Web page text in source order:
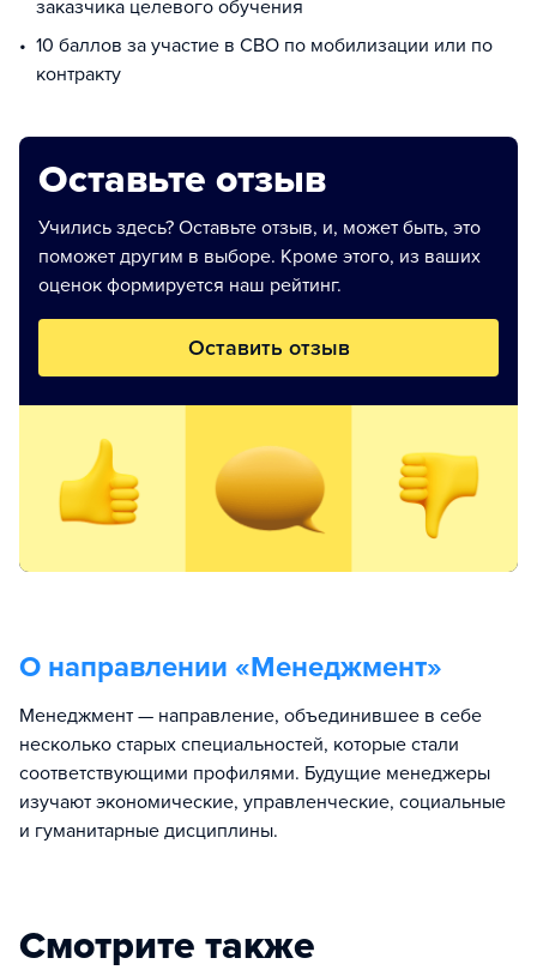
заказчика целевого обучения
10 баллов за участие в СВО по мобилизации или по
контракту
Оставьте отзыв
Учились здесь? Оставьте отзыв, и, может быть, это
поможет другим в выборе. Кроме этого, из ваших
оценок формируется наш рейтинг.
Оставить отзыв
О направлении «Менеджмент»
Менеджмент — направление, объединившее в себе
несколько старых специальностей, которые стали
соответствующими профилями. Будущие менеджеры
изучают экономические, управленческие, социальные
и гуманитарные дисциплины.
Смотрите также